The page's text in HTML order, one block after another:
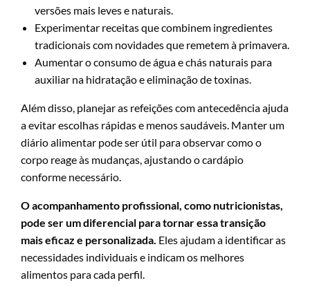
versões mais leves e naturais.
Experimentar receitas que combinem ingredientes
tradicionais com novidades que remetem à primavera.
Aumentar o consumo de água e chás naturais para
auxiliar na hidratação e eliminação de toxinas.
Além disso, planejar as refeições com antecedência ajuda
a evitar escolhas rápidas e menos saudáveis. Manter um
diário alimentar pode ser útil para observar como o
corpo reage às mudanças, ajustando o cardápio
conforme necessário.
O acompanhamento profissional, como nutricionistas,
pode ser um diferencial para tornar essa transição
mais eficaz e personalizada. Eles ajudam a identificar as
necessidades individuais e indicam os melhores
alimentos para cada perfil.